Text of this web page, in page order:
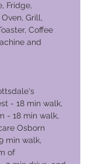
Fridge,
Grill,
Coffee
and
- 18 min walk,
- 18 min walk,
Osborn
min walk,
of